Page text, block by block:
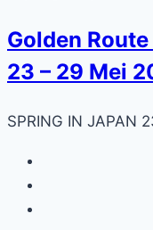
Golden
23 – 29 Mei
SPRING IN JAPAN